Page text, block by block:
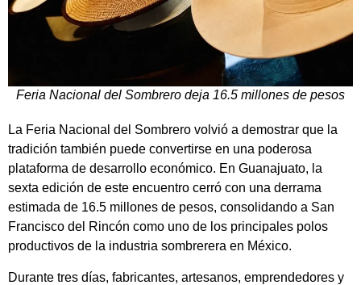
Feria Nacional del Sombrero deja 16.5 millones de pesos
La Feria Nacional del Sombrero volvió a demostrar que la
tradición también puede convertirse en una poderosa
plataforma de desarrollo económico. En Guanajuato, la
sexta edición de este encuentro cerró con una derrama
estimada de 16.5 millones de pesos, consolidando a San
Francisco del Rincón como uno de los principales polos
productivos de la industria sombrerera en México.
Durante tres días, fabricantes, artesanos, emprendedores y